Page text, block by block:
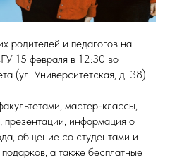
родителей и педагогов на
15 февраля в 12:30 во
(ул. Университетская, д. 38)!
мастер-классы,
презентации, информация о
общение со студентами и
а также бесплатные